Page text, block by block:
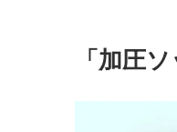
「加圧